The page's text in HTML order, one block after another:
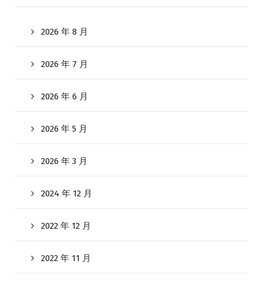
2026 年 8 月
2026 年 7 月
2026 年 6 月
2026 年 5 月
2026 年 3 月
2024 年 12 月
2022 年 12 月
2022 年 11 月